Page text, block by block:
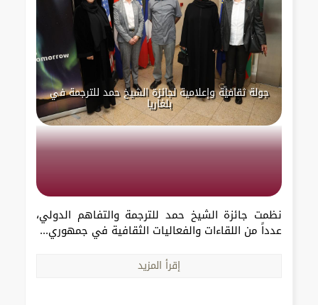
جولة ثقافية وإعلامية لجائزة الشيخ حمد للترجمة في
بلغاريا
نظمت جائزة الشيخ حمد للترجمة والتفاهم الدولي،
عدداً من اللقاءات والفعاليات الثقافية في جمهوري...
إقرأ المزيد